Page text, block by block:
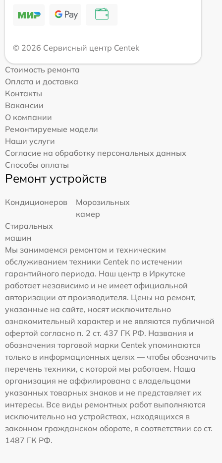
© 2026 Сервисный центр Centek
Стоимость ремонта
Оплата и доставка
Контакты
Вакансии
О компании
Ремонтируемые модели
Наши услуги
Согласие на обработку персональных данных
Способы оплаты
Ремонт устройств
Кондиционеров
Морозильных
камер
Стиральных
машин
Мы занимаемся ремонтом и техническим
обслуживанием техники Centek по истечении
гарантийного периода. Наш центр в Иркутске
работает независимо и не имеет официальной
авторизации от производителя. Цены на ремонт,
указанные на сайте, носят исключительно
ознакомительный характер и не являются публичной
офертой согласно п. 2 ст. 437 ГК РФ. Названия и
обозначения торговой марки Centek упоминаются
только в информационных целях — чтобы обозначить
перечень техники, с которой мы работаем. Наша
организация не аффилирована с владельцами
указанных товарных знаков и не представляет их
интересы. Все виды ремонтных работ выполняются
исключительно на устройствах, находящихся в
законном гражданском обороте, в соответствии со ст.
1487 ГК РФ.